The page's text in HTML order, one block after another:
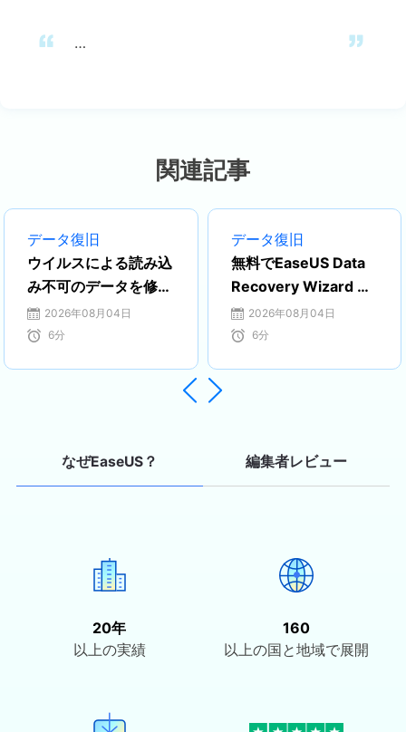
…
関連記事
データ復旧
ウイルスによる読み込
み不可のデータを修復
する方法
2026年08月04日
6分
データ復旧
無料でEaseUS Data
Recovery Wizard ラ
イセンスを取得する方
法
2026年08月04日
6分


なぜEaseUS？ 編集者レビュー
20年
以上の実績
160
以上の国と地域で展開